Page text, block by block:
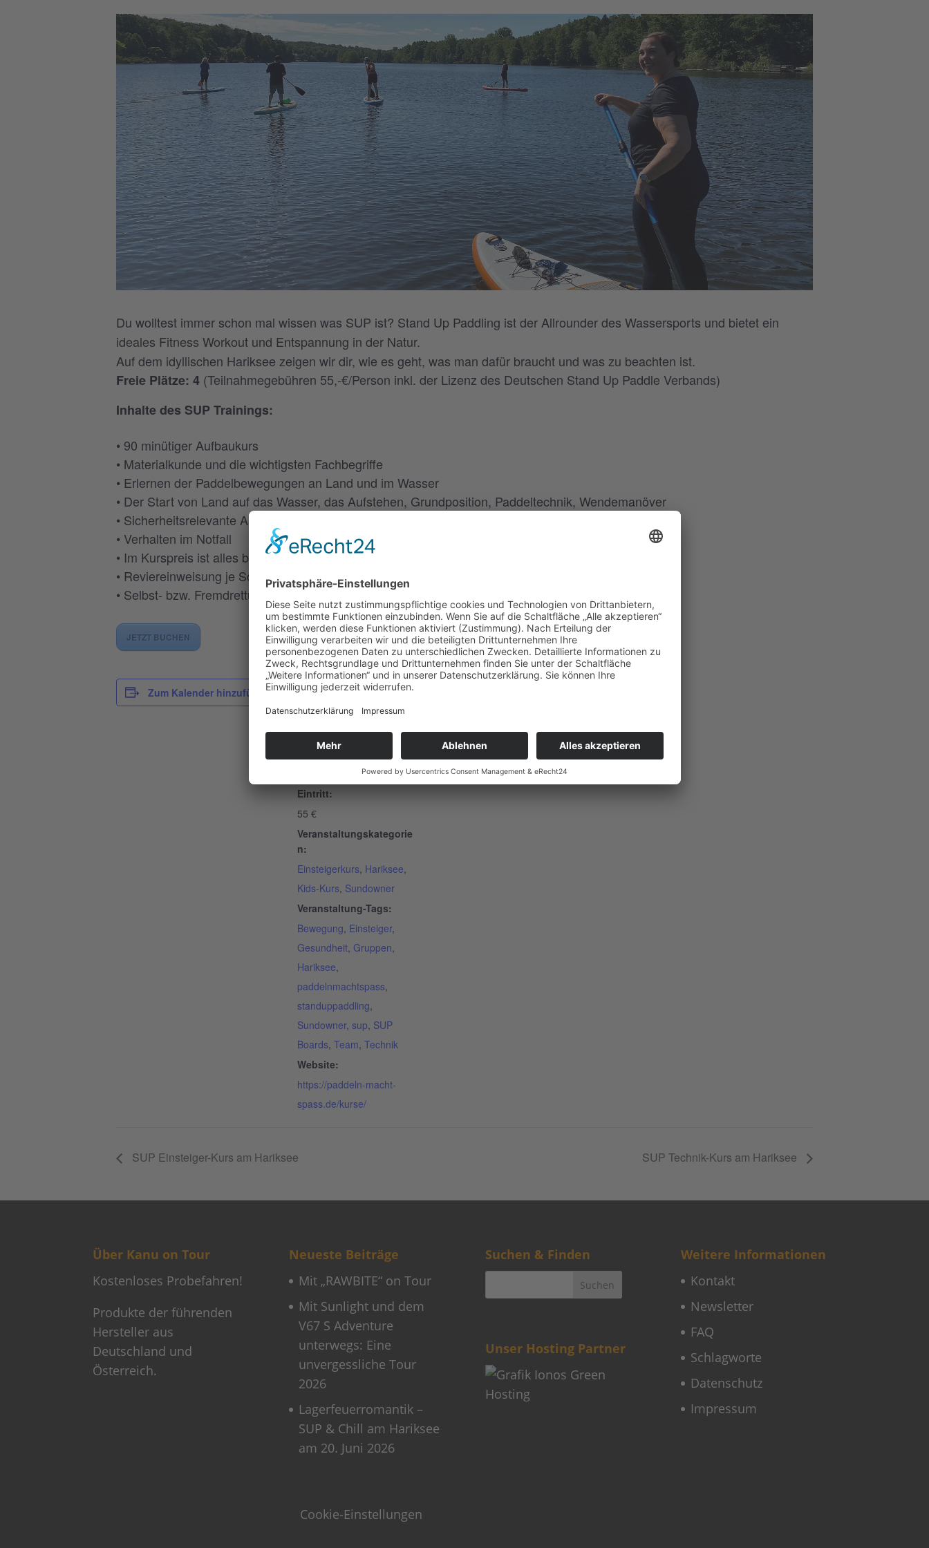
Du wolltest immer schon mal wissen was SUP ist? Stand Up Paddling ist der Allrounder des Wassersports und bietet ein
ideales Fitness Workout und Entspannung in der Natur.
Auf dem idyllischen Hariksee zeigen wir dir, wie es geht, was man dafür braucht und was zu beachten ist.
Freie Plätze: 4 (Teilnahmegebühren 55,-€/Person inkl. der Lizenz des Deutschen Stand Up Paddle Verbands)
Inhalte des SUP Trainings:
• 90 minütiger Aufbaukurs
• Materialkunde und die wichtigsten Fachbegriffe
• Erlernen der Paddelbewegungen an Land und im Wasser
• Der Start von Land auf das Wasser, das Aufstehen, Grundposition, Paddeltechnik, Wendemanöver
• Sicherheitsrelevante Aspekte am und auf dem Wasser
• Verhalten im Notfall
• Im Kurspreis ist alles benötigte Material (Board,Paddel, Boardleash) enthalten.
• Reviereinweisung je Schulungsort
• Selbst- bzw. Fremdrettung
JETZT BUCHEN
Zum Kalender hinzufügen
DETAILS
Datum:
23. September 2023
Zeit:
Eintritt:
55 €
Veranstaltungskategorie
n:
Einsteigerkurs, Hariksee,
Kids-Kurs, Sundowner
Veranstaltung-Tags:
Bewegung, Einsteiger,
Gesundheit, Gruppen,
Hariksee,
paddelnmachtspass,
standuppaddling,
Sundowner, sup, SUP
Boards, Team, Technik
Website:
https://paddeln-macht-
spass.de/kurse/
SUP Einsteiger-Kurs am Hariksee SUP Technik-Kurs am Hariksee
Über Kanu on Tour
Kostenloses Probefahren!
Produkte der führenden
Hersteller aus
Deutschland und
Österreich.
Neueste Beiträge
Mit „RAWBITE“ on Tour
Mit Sunlight und dem
V67 S Adventure
unterwegs: Eine
unvergessliche Tour
2026
Lagerfeuerromantik –
SUP & Chill am Hariksee
am 20. Juni 2026
Cookie-Einstellungen
Suchen & Finden
Unser Hosting Partner
Weitere Informationen
Kontakt
Newsletter
FAQ
Schlagworte
Datenschutz
Impressum